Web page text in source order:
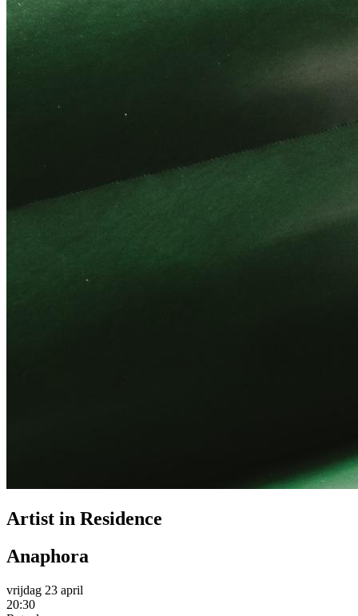
Artist in Residence
Anaphora
vrijdag 23 april
20:30